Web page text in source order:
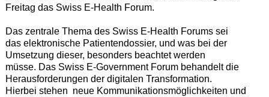
Freitag das Swiss E-Health Forum.
Das zentrale Thema des Swiss E-Health Forums sei
das elektronische Patientendossier, und was bei der
Umsetzung dieser, besonders beachtet werden
müsse. Das Swiss E-Government Forum behandelt die
Herausforderungen der digitalen Transformation.
Hierbei stehen neue Kommunika­tionsmöglichkeiten und